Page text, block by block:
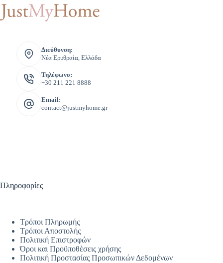
Διεύθυνση:
Νέα Ερυθραία, Ελλάδα
Τηλέφωνο:
+30 211 221 8888
Email:
contact@justmyhome.gr
Πληροφορίες
Τρόποι Πληρωμής
Τρόποι Αποστολής
Πολιτική Επιστροφών
Όροι και Προϋποθέσεις χρήσης
Πολιτική Προστασίας Προσωπικών Δεδομένων